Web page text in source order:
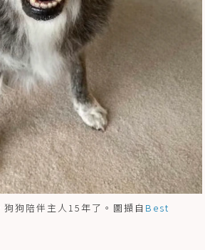
狗陪伴主人15年了。圖擷自 Best